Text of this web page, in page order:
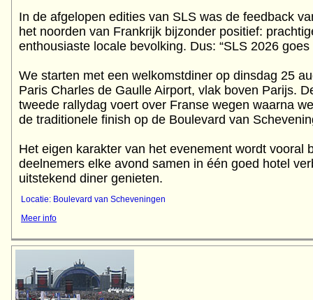
In de afgelopen edities van SLS was de feedback
het noorden van Frankrijk bijzonder positief:
enthousiaste locale bevolking. Dus: “SLS 2026 goes
We starten met een welkomstdiner op dinsdag 25
Paris Charles de Gaulle Airport, vlak boven Parijs.
tweede rallydag voert over Franse wegen waarna
de traditionele finish op de Boulevard van
Het eigen karakter van het evenement wordt vooral
deelnemers elke avond samen in één goed hotel
Locatie: Boulevard van Scheveningen
Meer info